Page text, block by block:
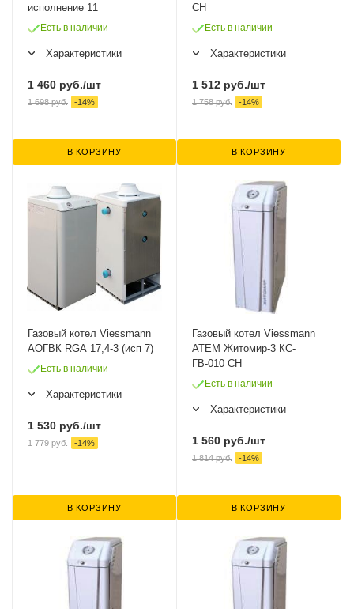
исполнение 11
Есть в наличии
Характеристики
1 460 руб./шт
1 698руб. -14%
В КОРЗИНУ
СН
Есть в наличии
Характеристики
1 512 руб./шт
1 758руб. -14%
В КОРЗИНУ
Газовый котел Viessmann
АОГВК RGA 17,4-3 (исп 7)
Есть в наличии
Характеристики
1 530 руб./шт
1 779руб. -14%
В КОРЗИНУ
Газовый котел Viessmann
ATEM Житомир-3 КС-
ГВ-010 СН
Есть в наличии
Характеристики
1 560 руб./шт
1 814руб. -14%
В КОРЗИНУ